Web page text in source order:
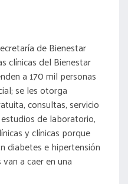
de Bienestar
clínicas del Bienestar
a 170 mil personas
se les otorga
consultas, servicio
de laboratorio,
y clínicas porque
diabetes e hipertensión
a caer en una